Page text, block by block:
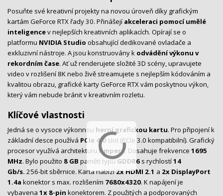
Posuňte své kreativní projekty na novou úroveň díky grafickým
kartám GeForce RTX řady 30. Přinášejí akceleraci pomocí umělé
inteligencev nejlepších kreativních aplikacích. Opírají se o
platformu NVIDIA Studio obsahující dedikované ovladače a
exkluzivní nástroje. A jsou konstruovány k odvádění výkonu v
rekordním čase. Ať už renderujete složité 3D scény, upravujete
video v rozlišení 8K nebo živě streamujete s nejlepším kódováním a
kvalitou obrazu, grafické karty GeForce RTX vám poskytnou výkon,
který vám nebude bránit v kreativním rozletu.
Klíčové vlastnosti
Jedná se o vysoce výkonnou herní grafickou kartu. Pro připojení k
základní desce používá PCIe 4.0slot (PCIe 3.0 kompatibilní). Grafický
procesor využívá architekturuAmpere. Dosahuje frekvence 1695
MHz. Bylo použito 8 GB paměti typuGDDR6 s rychlostí14
Gb/s. 256-bit sběrnice. Karta nabízí 2x HDMI 2.1 a 2x DisplayPort
1.4a konektor s max. rozlišením 7680x4320. K napájení je
vybavena 1x 8-pin konektorem. Z použitých a podporovaných